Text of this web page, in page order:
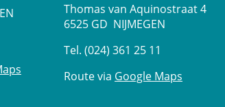
Thomas van Aquinostraat 4
6525 GD NIJMEGEN
Tel. (024) 361 25 11
Route via Google Maps